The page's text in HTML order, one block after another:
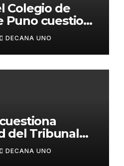
Colegio de
Puno cuestiona
seguridad
DECANA UNO
del Tribunal
tras liberación
DECANA UNO